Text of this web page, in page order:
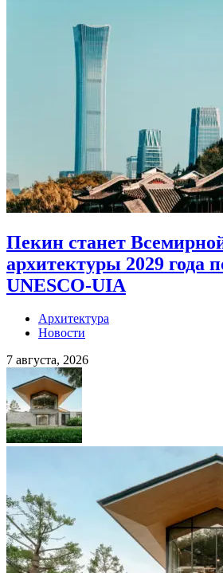
Пекин станет
архитектуры 2029 года
UNESCO-UIA
Архитектура
Новости
7 августа, 2026